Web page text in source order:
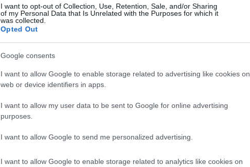
I want to opt-out of Collection, Use, Retention, Sale, and/or Sharing
of my Personal Data that Is Unrelated with the Purposes for which it
was collected.
Opted Out
Google consents
I want to allow Google to enable storage related to advertising like cookies on
web or device identifiers in apps.
I want to allow my user data to be sent to Google for online advertising
purposes.
I want to allow Google to send me personalized advertising.
I want to allow Google to enable storage related to analytics like cookies on